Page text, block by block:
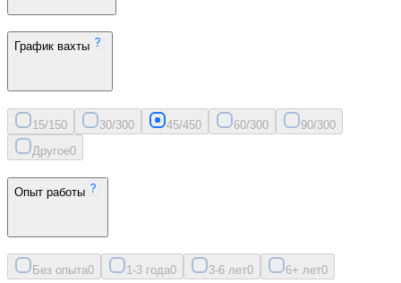
График вахты
15/150 30/300 45/450 60/300 90/300
Другое0
Опыт работы
Без опыта0 1-3 года0 3-6 лет0 6+ лет0